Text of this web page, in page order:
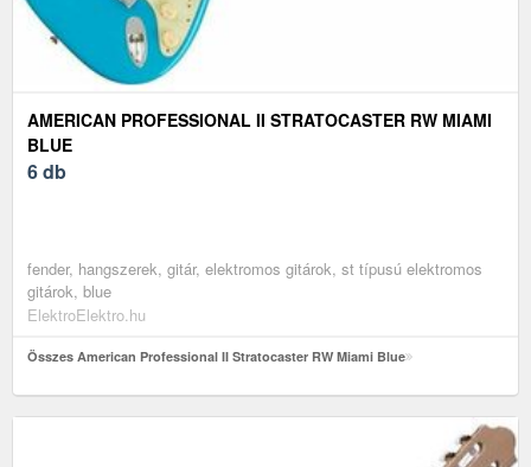
AMERICAN PROFESSIONAL II STRATOCASTER RW MIAMI
BLUE
6 db
fender, hangszerek, gitár, elektromos gitárok, st típusú elektromos
gitárok, blue
ElektroElektro.hu
Összes American Professional II Stratocaster RW Miami Blue